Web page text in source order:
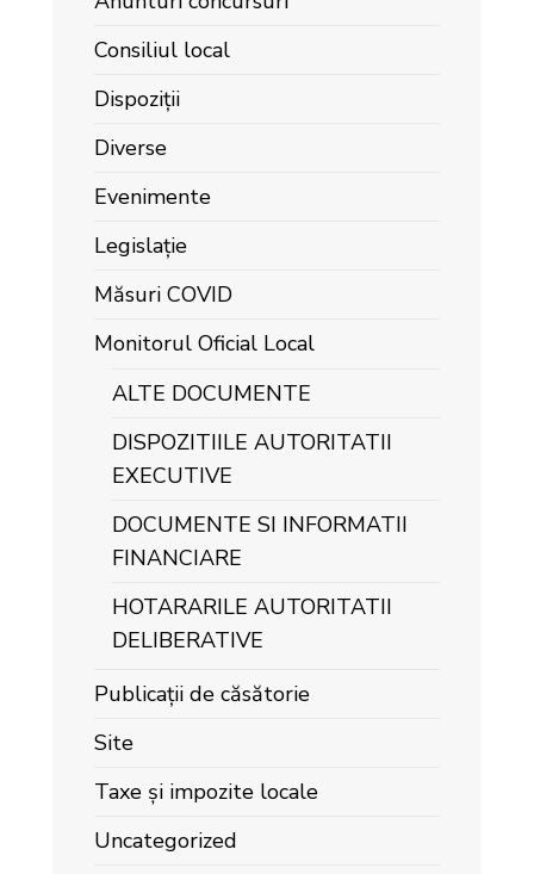
Consiliul local
Dispoziții
Diverse
Evenimente
Legislație
Măsuri COVID
Monitorul Oficial Local
ALTE DOCUMENTE
DISPOZITIILE AUTORITATII
EXECUTIVE
DOCUMENTE SI INFORMATII
FINANCIARE
HOTARARILE AUTORITATII
DELIBERATIVE
Publicații de căsătorie
Site
Taxe și impozite locale
Uncategorized